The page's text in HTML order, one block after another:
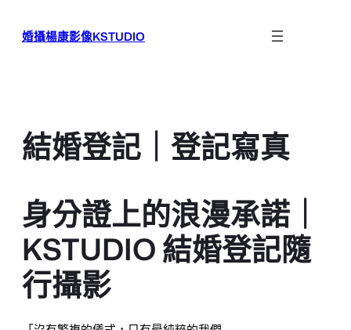
婚攝楊康影像KSTUDIO
結婚登記｜登記寫真
身分證上的浪漫承諾｜
KSTUDIO 結婚登記隨
行攝影